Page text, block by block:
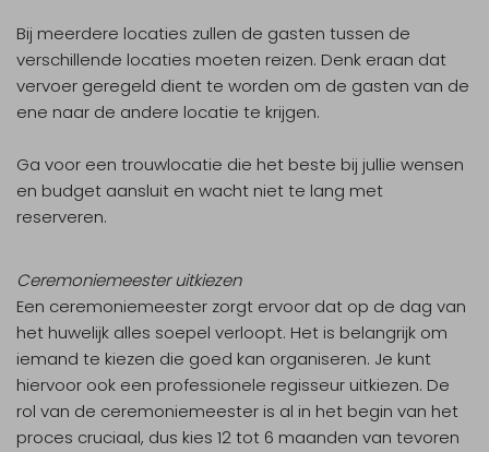
Bij meerdere locaties zullen de gasten tussen de
verschillende locaties moeten reizen. Denk eraan dat
vervoer geregeld dient te worden om de gasten van de
ene naar de andere locatie te krijgen.
Ga voor een trouwlocatie die het beste bij jullie wensen
en budget aansluit en wacht niet te lang met
reserveren.
Ceremoniemeester uitkiezen
Een ceremoniemeester zorgt ervoor dat op de dag van
het huwelijk alles soepel verloopt. Het is belangrijk om
iemand te kiezen die goed kan organiseren. Je kunt
hiervoor ook een professionele regisseur uitkiezen. De
rol van de ceremoniemeester is al in het begin van het
proces cruciaal, dus kies 12 tot 6 maanden van tevoren